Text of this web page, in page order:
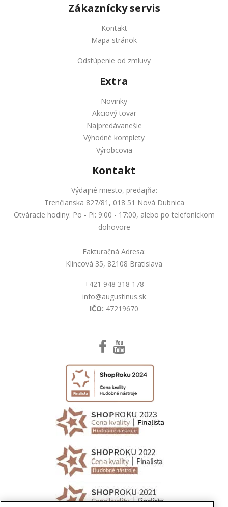
Zákaznícky servis
Kontakt
Mapa stránok
Odstúpenie od zmluvy
Extra
Novinky
Akciový tovar
Najpredávanešie
Výhodné komplety
Výrobcovia
Kontakt
Výdajné miesto, predajňa:
Trenčianska 827/81, 018 51 Nová Dubnica
Otváracie hodiny: Po - Pi: 9:00 - 17:00, alebo po telefonickom
dohovore
Fakturačná Adresa:
Klincová 35, 82108 Bratislava
+421 948 318 178
info@augustinus.sk
IČO: 47219670